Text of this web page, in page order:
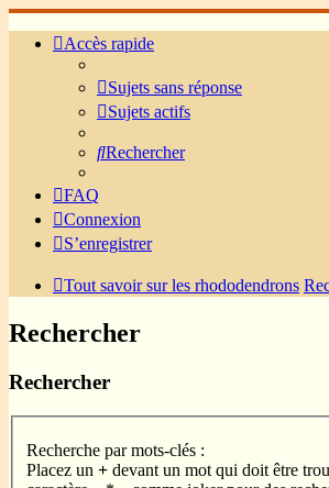
Accès rapide
Sujets sans réponse
Sujets actifs
Rechercher
FAQ
Connexion
S’enregistrer
Tout savoir sur les rhododendrons
Rechercher
Rechercher
Recherche par mots-clés :
Placez un + devant un mot qui doit être